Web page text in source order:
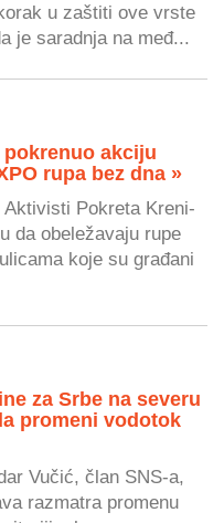
u zaštiti ove vrste
je saradnja na međ...
akciju
rupa bez dna »
Aktivisti Pokreta Kreni-
da obeležavaju rupe
koje su građani
za Srbe na severu
promeni vodotok
Vučić, član SNS-a,
razmatra promenu